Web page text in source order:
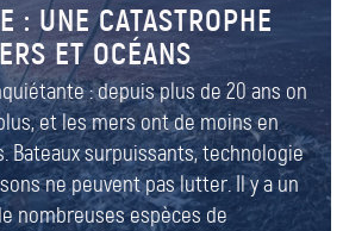
: UNE CATASTROPHE
ET OCÉANS
: depuis plus de 20 ans on
et les mers ont de moins en
Bateaux surpuissants, technologie
ne peuvent pas lutter. Il y a un
nombreuses espèces de